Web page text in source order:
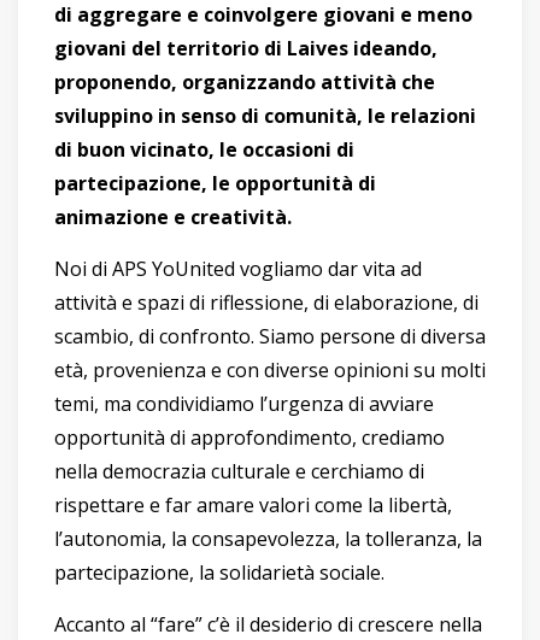
di aggregare e coinvolgere giovani e meno
giovani del territorio di Laives ideando,
proponendo, organizzando attività che
sviluppino in senso di comunità, le relazioni
di buon vicinato, le occasioni di
partecipazione, le opportunità di
animazione e creatività.
Noi di APS YoUnited vogliamo dar vita ad
attività e spazi di riflessione, di elaborazione, di
scambio, di confronto. Siamo persone di diversa
età, provenienza e con diverse opinioni su molti
temi, ma condividiamo l’urgenza di avviare
opportunità di approfondimento, crediamo
nella democrazia culturale e cerchiamo di
rispettare e far amare valori come la libertà,
l’autonomia, la consapevolezza, la tolleranza, la
partecipazione, la solidarietà sociale.
Accanto al “fare” c’è il desiderio di crescere nella